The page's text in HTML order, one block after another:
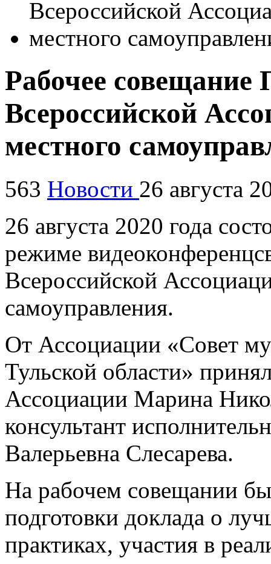
Рабочее совещание
Всероссийской
местного
563 Новости 26 августа
26 августа 2020 года
режиме
Всероссийской
самоуправления.
От Ассоциации «Совет
Тульской области»
Ассоциации Марина
консультант
Валерьевна Слесарева.
На рабочем совещании
подготовки доклада о
практиках, участия в